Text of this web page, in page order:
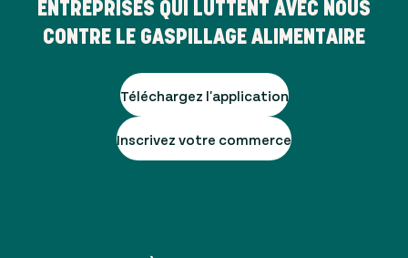
ENTREPRISES QUI LUTTENT AVEC NOUS
CONTRE LE GASPILLAGE ALIMENTAIRE
Téléchargez l'application
Inscrivez votre commerce